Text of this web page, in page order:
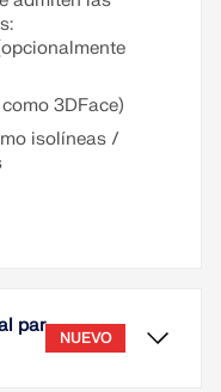
3DFace)
isolíneas /
par
NUEVO